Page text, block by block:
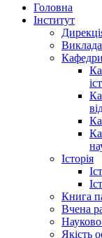
Головна
Інститут
Кафедри
Історія
Книга
Вчена
Якість